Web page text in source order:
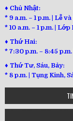
♦ Chủ Nhật:
* 9 a.m. – 1 p.m. | Lễ
* 10 a.m. – 1 p.m. |
♦ Thứ Hai:
* 7:30 p.m. – 8:45
♦ Thứ Tư, Sáu, Bảy:
* 8 p.m. | Tụng Kinh,